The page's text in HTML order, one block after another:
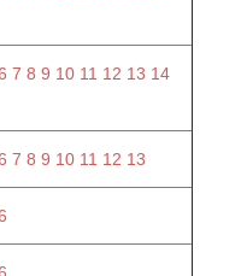
7 8 9 10 11 12 13 14
7 8 9 10 11 12 13